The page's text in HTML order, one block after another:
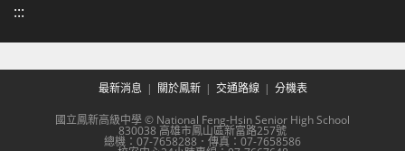
:::
最新消息 關於鳳新 交通路線 分機表
國立鳳新高級中學 © National Feng-Hsin Senior High School
830038 高雄市鳳山區新富路257號
總機：07-7658288．傳真：07-7658586